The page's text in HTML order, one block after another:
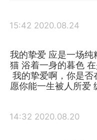
2020.08.24 15:42
我的挚爱 应是一场
猫 浴着一身的暮色
我的挚爱啊，你是否
愿你能一生被人所爱
2020.08.20 14:32